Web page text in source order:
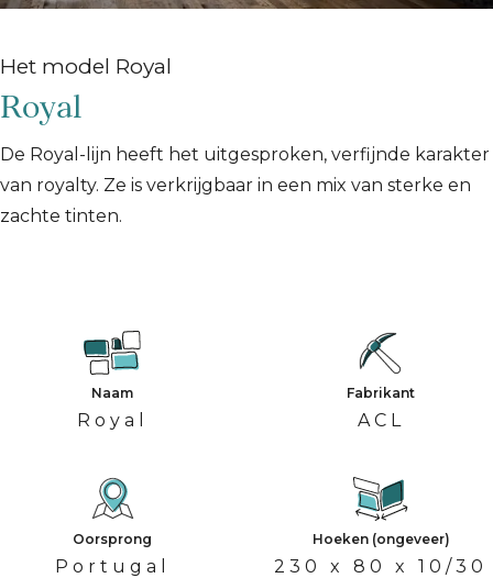
Het model Royal
Royal
De Royal-lijn heeft het uitgesproken, verfijnde karakter
van royalty. Ze is verkrijgbaar in een mix van sterke en
zachte tinten.
Naam
Royal
Fabrikant
ACL
Oorsprong
Portugal
Hoeken (ongeveer)
230 x 80 x 10/30